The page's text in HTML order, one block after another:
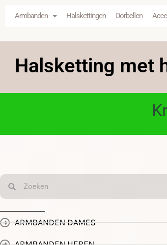
Armbanden Halskettingen Oorbellen
Halsketting met
ARMBANDEN DAMES